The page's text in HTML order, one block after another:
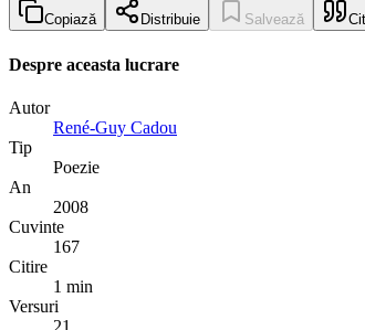
Copiază Distribuie Salvează
Despre aceasta lucrare
Autor
René-Guy Cadou
Tip
Poezie
An
2008
Cuvinte
167
Citire
1 min
Versuri
21